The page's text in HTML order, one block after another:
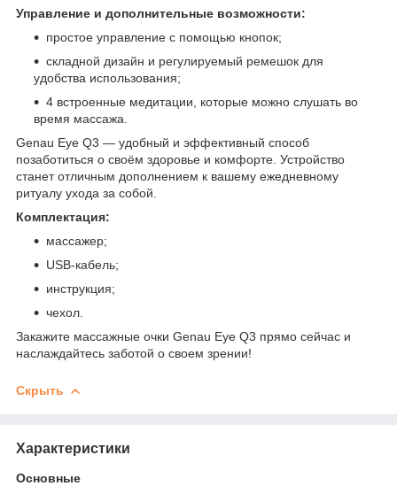
Управление и дополнительные возможности:
простое управление с помощью кнопок;
складной дизайн и регулируемый ремешок для
удобства использования;
4 встроенные медитации, которые можно слушать во
время массажа.
Genau Eye Q3 — удобный и эффективный способ
позаботиться о своём здоровье и комфорте. Устройство
станет отличным дополнением к вашему ежедневному
ритуалу ухода за собой.
Комплектация:
массажер;
USB-кабель;
инструкция;
чехол.
Закажите массажные очки Genau Eye Q3 прямо сейчас и
наслаждайтесь заботой о своем зрении!
Скрыть
Характеристики
Основные